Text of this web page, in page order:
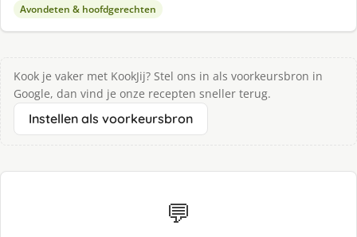
Avondeten & hoofdgerechten
Kook je vaker met KookJij? Stel ons in als voorkeursbron in
Google, dan vind je onze recepten sneller terug.
Instellen als voorkeursbron
💬